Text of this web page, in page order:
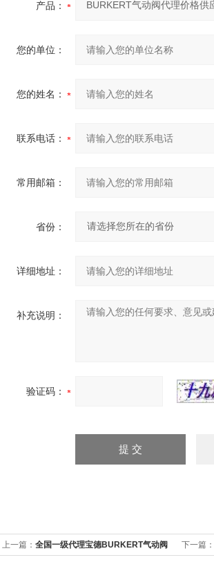
产品：
您的单位：
您的姓名：
联系电话：
常用邮箱：
省份：
详细地址：
补充说明：
验证码：
上一篇： 全国一级代理宝德BURKERT气动阀 下一篇：